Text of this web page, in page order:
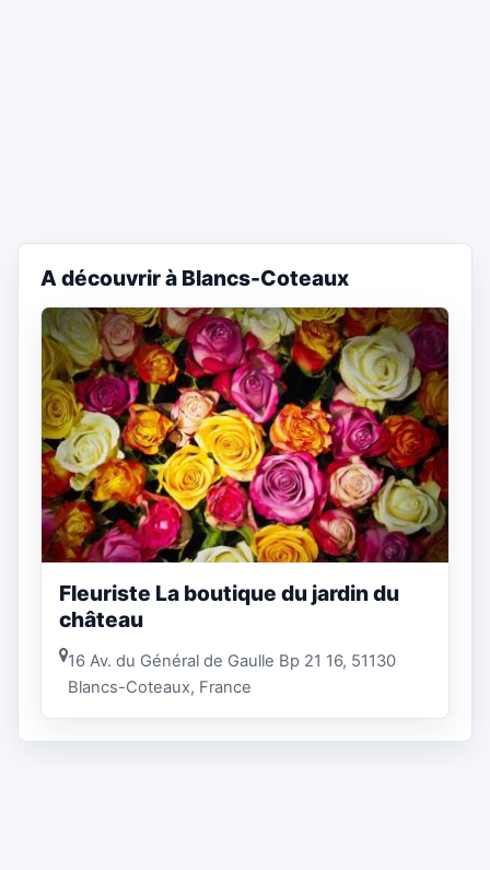
A découvrir à Blancs-Coteaux
Fleuriste La boutique du jardin du
château
16 Av. du Général de Gaulle Bp 21 16, 51130
Blancs-Coteaux, France